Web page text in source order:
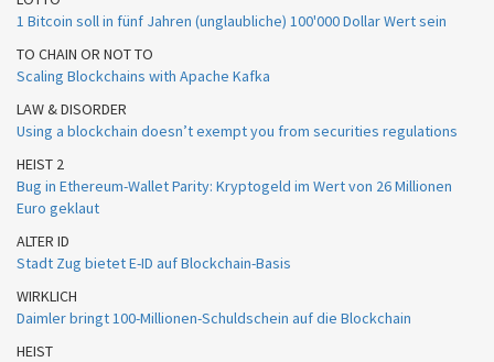
1 Bitcoin soll in fünf Jahren (unglaubliche) 100'000 Dollar Wert sein
TO CHAIN OR NOT TO
Scaling Blockchains with Apache Kafka
LAW & DISORDER
Using a blockchain doesn’t exempt you from securities regulations
HEIST 2
Bug in Ethereum-Wallet Parity: Kryptogeld im Wert von 26 Millionen
Euro geklaut
ALTER ID
Stadt Zug bietet E-ID auf Blockchain-Basis
WIRKLICH
Daimler bringt 100-Millionen-Schuldschein auf die Blockchain
HEIST